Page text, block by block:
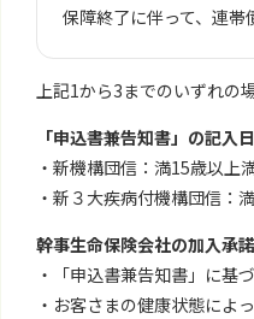
保障終了に伴って、連帯
上記1から3までのいずれの
「申込書兼告知書」の記入
・新機構団信：満15歳以上
・新３大疾病付機構団信：
幹事生命保険会社の加入承
・「申込書兼告知書」に基
・お客さまの健康状態によ